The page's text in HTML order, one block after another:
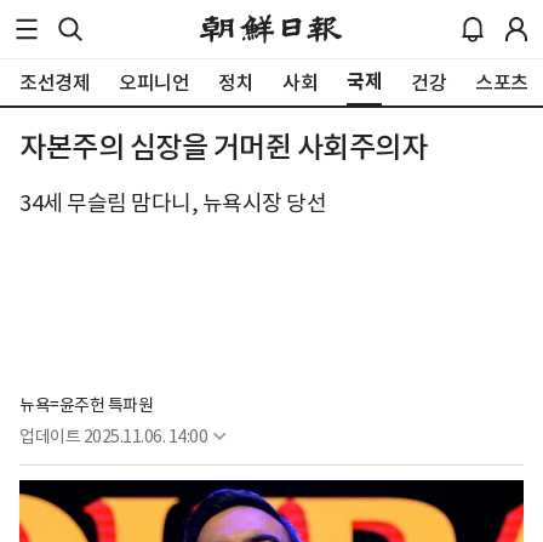
조선경제 오피니언 정치 사회 국제 건강 스포츠
자본주의 심장을 거머쥔 사회주의자
34세 무슬림 맘다니, 뉴욕시장 당선
뉴욕=윤주헌 특파원
업데이트 2025.11.06. 14:00